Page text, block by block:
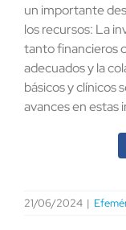
un importante
los recursos: La
tanto financieros
adecuados y la
básicos y clínicos
avances en estas
21/06/2024 |